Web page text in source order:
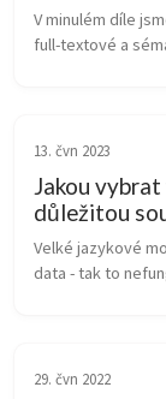
V minulém díle
full-textové a
13. čvn 2023
Jakou
důležitou
dat do
Velké jazykové
data - tak to
29. čvn 2022